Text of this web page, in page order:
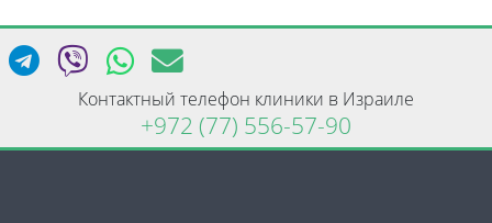
Контактный телефон клиники в Израиле
+972 (77) 556-57-90